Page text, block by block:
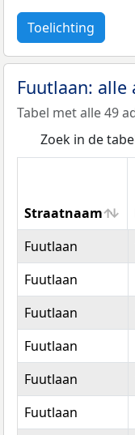
Toelichting
Fuutlaan: alle
Tabel met alle 49
Zoek in de
Straatnaam
Straatnaam
Fuutlaan
Fuutlaan
Fuutlaan
Fuutlaan
Fuutlaan
Fuutlaan